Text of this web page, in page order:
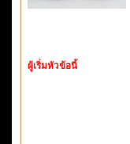
ผู้เริ่มหัวข้อนี้